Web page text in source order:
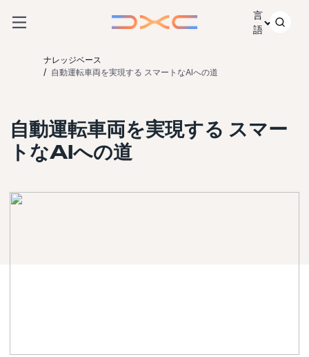
言
語
ナレッジベース
自動運転車両を実現する スマートなAIへの道
自動運転車両を実現する スマー
トなAIへの道